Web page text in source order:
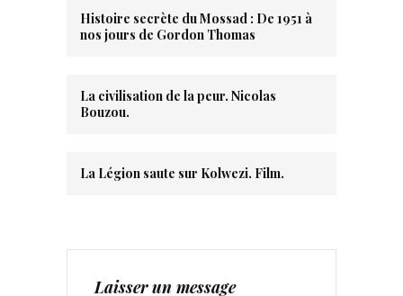
Histoire secrète du Mossad : De 1951 à
nos jours de Gordon Thomas
La civilisation de la peur. Nicolas
Bouzou.
La Légion saute sur Kolwezi. Film.
Laisser un message